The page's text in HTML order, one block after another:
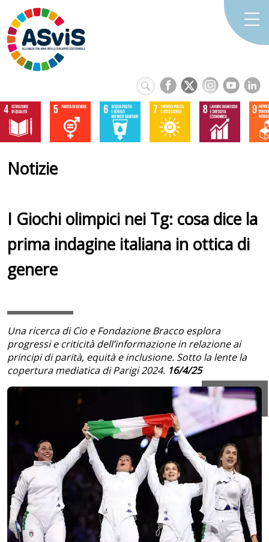
Notizie
I Giochi olimpici nei Tg: cosa dice la
prima indagine italiana in ottica di
genere
Una ricerca di Cio e Fondazione Bracco esplora
progressi e criticità dell’informazione in relazione ai
principi di parità, equità e inclusione. Sotto la lente la
copertura mediatica di Parigi 2024. 16/4/25